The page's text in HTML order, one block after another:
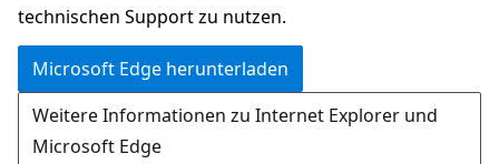
technischen Support zu nutzen.
Microsoft Edge herunterladen
Weitere Informationen zu Internet Explorer und
Microsoft Edge